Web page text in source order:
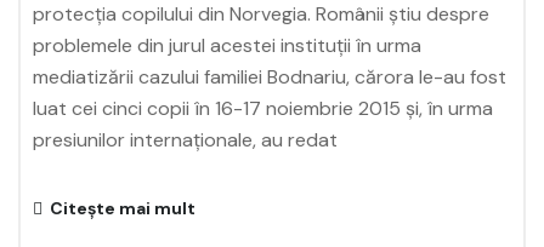
protecția copilului din Norvegia. Românii știu despre
problemele din jurul acestei instituții în urma
mediatizării cazului familiei Bodnariu, cărora le-au fost
luat cei cinci copii în 16-17 noiembrie 2015 și, în urma
presiunilor internaționale, au redat
Citește mai mult